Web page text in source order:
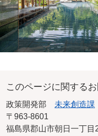
このページに関する
政策開発部 未来創造課
〒963-8601
福島県郡山市朝日一丁目